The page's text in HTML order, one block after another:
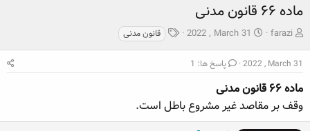
ماده ۶۶ قانون مدنی
ش
و
ک
ن
farazi
ت
ر
خ
ش
2022 , March 31
ب
ه
ا
قانون مدنی
2022 , March 31 پاسخ ها: 1
ماده ۶۶ قانون مدنی
وقف بر مقاصد غیر مشروع باطل است.